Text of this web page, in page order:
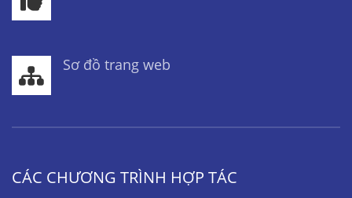
Sơ đồ trang web
CÁC CHƯƠNG TRÌNH HỢP TÁC